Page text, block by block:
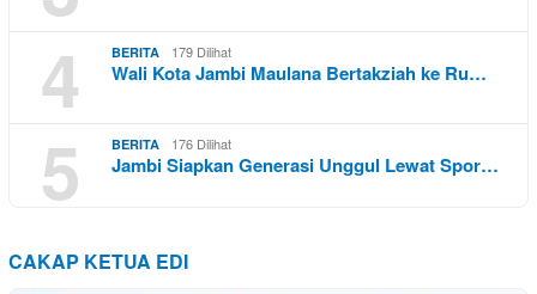
4 BERITA 179 Dilihat
Wali Kota Jambi Maulana Bertakziah ke Ru…
5 BERITA 176 Dilihat
Jambi Siapkan Generasi Unggul Lewat Spor…
CAKAP KETUA EDI